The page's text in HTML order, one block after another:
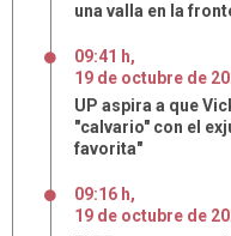
una valla en la
09:41 h,
19 de octubre de
UP aspira a que
"calvario" con el
favorita"
09:16 h,
19 de octubre de